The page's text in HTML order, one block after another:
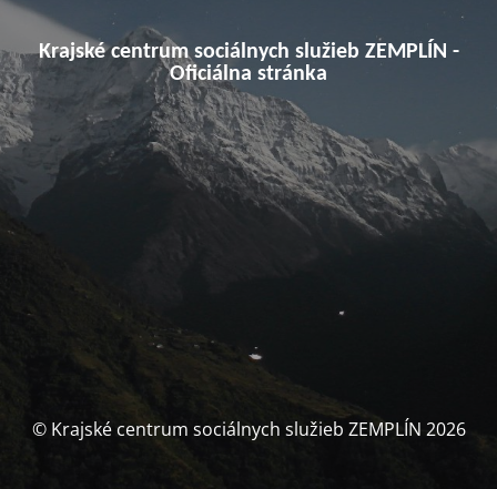
Krajské centrum sociálnych služieb ZEMPLÍN -
Oficiálna stránka
© Krajské centrum sociálnych služieb ZEMPLÍN 2026